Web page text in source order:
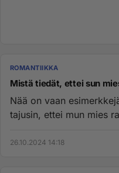
ROMANTIIKKA
Mistä tiedät, ettei sun
Nää on vaan
tajusin, ettei mun mies
26.10.2024 14:18